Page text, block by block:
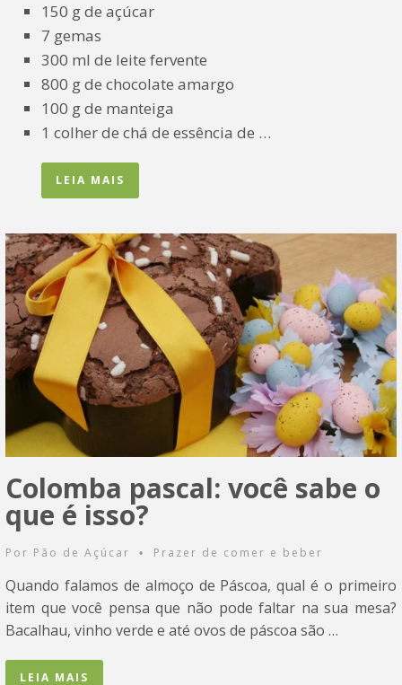
150 g de açúcar
7 gemas
300 ml de leite fervente
800 g de chocolate amargo
100 g de manteiga
1 colher de chá de essência de …
LEIA MAIS
Colomba pascal: você sabe o
que é isso?
Por Pão de Açúcar • Prazer de comer e beber
Quando falamos de almoço de Páscoa, qual é o primeiro
item que você pensa que não pode faltar na sua mesa?
Bacalhau, vinho verde e até ovos de páscoa são …
LEIA MAIS